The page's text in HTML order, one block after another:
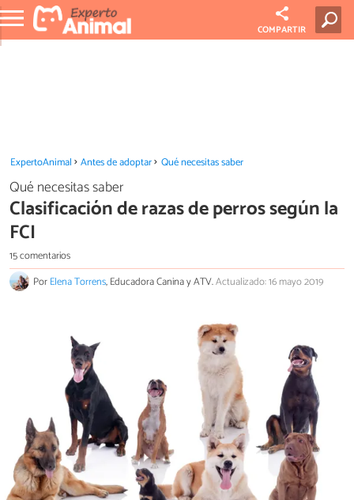
COMPARTIR
ExpertoAnimal Antes de adoptar Qué necesitas saber
Qué necesitas saber
Clasificación de razas de perros según la
FCI
15 comentarios
PorElena Torrens, Educadora Canina y ATV.Actualizado: 16 mayo 2019